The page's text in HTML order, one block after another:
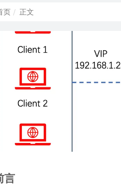
页 正文
言